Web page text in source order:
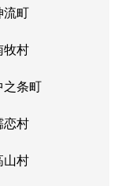
流町
牧村
之条町
恋村
山村